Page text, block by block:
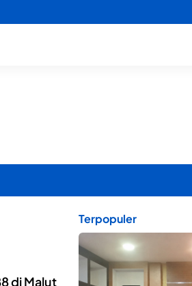
di Malut
Terpopuler